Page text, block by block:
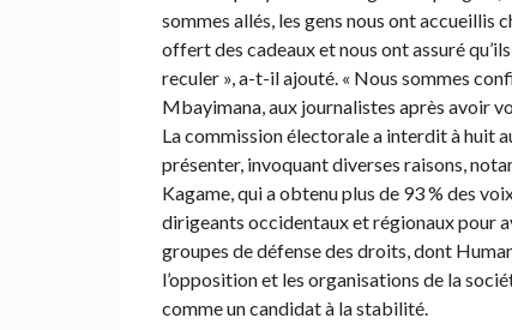
sommes allés, les gens nous ont accueillis
offert des cadeaux et nous ont assuré
reculer », a-t-il ajouté. « Nous sommes
Mbayimana, aux journalistes après avoir
La commission électorale a interdit à huit
présenter, invoquant diverses raisons,
Kagame, qui a obtenu plus de 93 % des
dirigeants occidentaux et régionaux pour
groupes de défense des droits, dont
l’opposition et les organisations de la
comme un candidat à la stabilité.